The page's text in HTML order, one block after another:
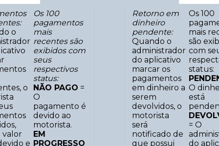
o
o
valor
e
Os 100
pagamentos
mais
recentes são
exibidos com
seus
respectivos
status:
NÃO PAGO =
O
pagamento é
devido ao
motorista.
EM
PROGRESSO
Retorno em
dinheiro
pendente:
Quando o
administrador
do aplicativo
marcar os
pagamentos
em dinheiro a
serem
devolvidos, o
motorista
será
notificado de
que possui
Os 100
mais
são
com
status:
O
está
= O
do